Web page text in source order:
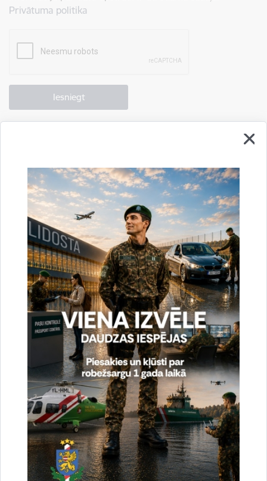
Privātuma politika
Vai šī informācija bija noderīga?
Sniegt atsauksmi
Esi pirmais, kas uzzina!